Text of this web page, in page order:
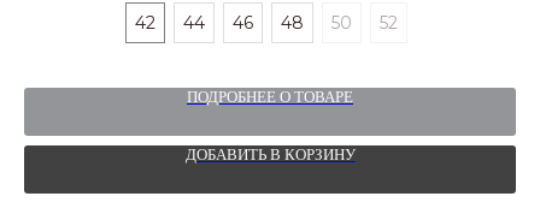
42
44 46 48 50 52
ПОДРОБНЕЕ О ТОВАРЕ
ДОБАВИТЬ В КОРЗИНУ